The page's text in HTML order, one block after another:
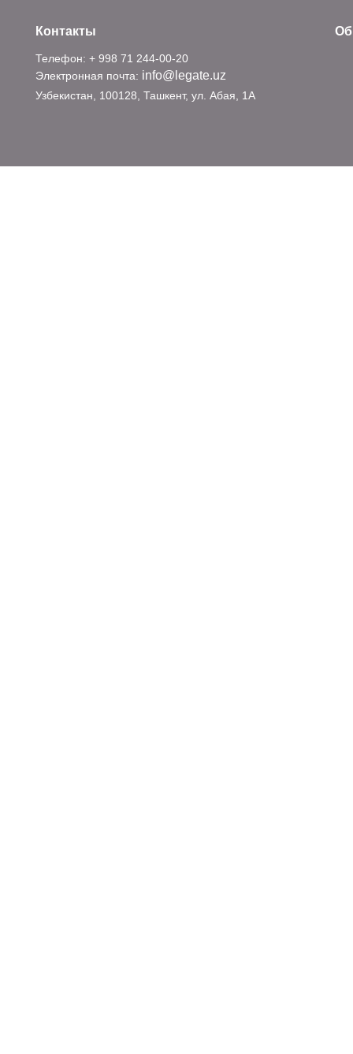
Контакты
Телефон: + 998 71 244-00-20
Электронная почта: info@legate.uz
Узбекистан, 100128, Ташкент, ул. Абая, 1А